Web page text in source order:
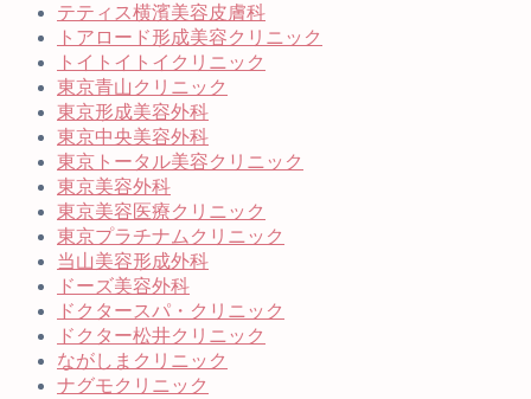
テティス横濱美容皮膚科
トアロード形成美容クリニック
トイトイトイクリニック
東京青山クリニック
東京形成美容外科
東京中央美容外科
東京トータル美容クリニック
東京美容外科
東京美容医療クリニック
東京プラチナムクリニック
当山美容形成外科
ドーズ美容外科
ドクタースパ・クリニック
ドクター松井クリニック
ながしまクリニック
ナグモクリニック